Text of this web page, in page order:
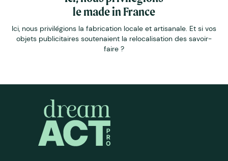
le made in France
Ici, nous privilégions la fabrication locale et artisanale. Et si vos
objets publicitaires soutenaient la relocalisation des savoir-
faire ?